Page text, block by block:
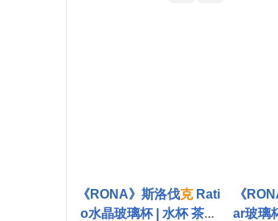
《RONA》斯洛伐克Rati
o水晶玻璃杯 | 水杯 茶杯
《
ar玻璃